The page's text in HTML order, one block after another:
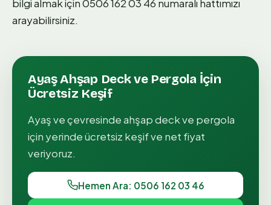
bilgi almak için 0506 162 03 46 numaralı hattımızı
arayabilirsiniz.
AyaşAhşap Deck ve Pergolaİçin
Ücretsiz Keşif
Ayaşve çevresindeahşap deck ve pergola
için yerinde ücretsiz keşif ve net fiyat
veriyoruz.
Hemen Ara: 0506 162 03 46